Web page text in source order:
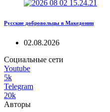
Русские добровольцы в Македонии
02.08.2026
Социальные сети
Youtube
5k
Telegram
20k
Авторы